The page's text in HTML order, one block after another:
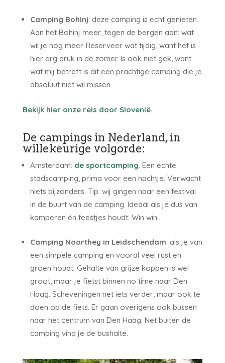
Camping Bohinj: deze camping is echt genieten.
Aan het Bohinj meer, tegen de bergen aan: wat
wil je nog meer. Reserveer wat tijdig, want het is
hier erg druk in de zomer. Is ook niet gek, want
wat mij betreft is dit een prachtige camping die je
absoluut niet wil missen.
Bekijk hier onze reis door Slovenië.
De campings in Nederland, in
willekeurige volgorde:
Amsterdam: de sportcamping . Een echte
stadscamping, prima voor een nachtje. Verwacht
niets bijzonders. Tip: wij gingen naar een festival
in de buurt van de camping. Ideaal als je dus van
kamperen én feestjes houdt. Win win.
Camping Noorthey in Leidschendam: als je van
een simpele camping en vooral veel rust en
groen houdt. Gehalte van grijze koppen is wel
groot, maar je fietst binnen no time naar Den
Haag. Scheveningen net iets verder, maar ook te
doen op de fiets. Er gaan overigens ook bussen
naar het centrum van Den Haag. Net buiten de
camping vind je de bushalte.